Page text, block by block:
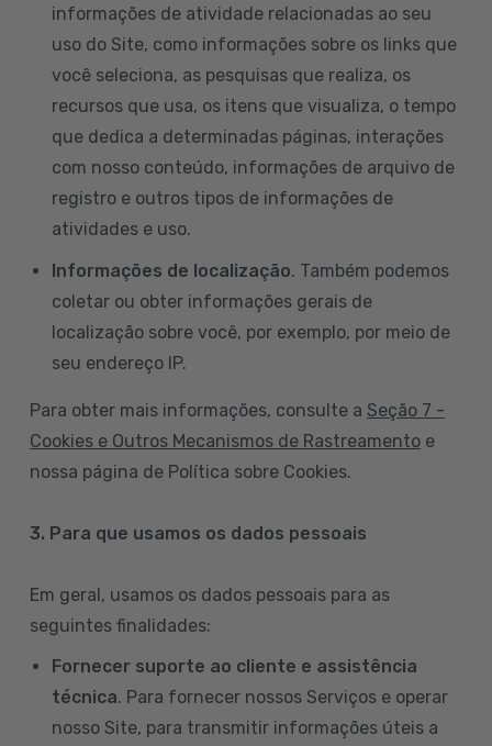
informações de atividade relacionadas ao seu
uso do Site, como informações sobre os links que
você seleciona, as pesquisas que realiza, os
recursos que usa, os itens que visualiza, o tempo
que dedica a determinadas páginas, interações
com nosso conteúdo, informações de arquivo de
registro e outros tipos de informações de
atividades e uso.
Informações de localização. Também podemos
coletar ou obter informações gerais de
localização sobre você, por exemplo, por meio de
seu endereço IP.
Para obter mais informações, consulte a Seção 7 -
Cookies e Outros Mecanismos de Rastreamento e
nossa página de Política sobre Cookies.
3. Para que usamos os dados pessoais
Em geral, usamos os dados pessoais para as
seguintes finalidades:
Fornecer suporte ao cliente e assistência
técnica. Para fornecer nossos Serviços e operar
nosso Site, para transmitir informações úteis a